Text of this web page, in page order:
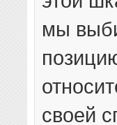
мы
своей